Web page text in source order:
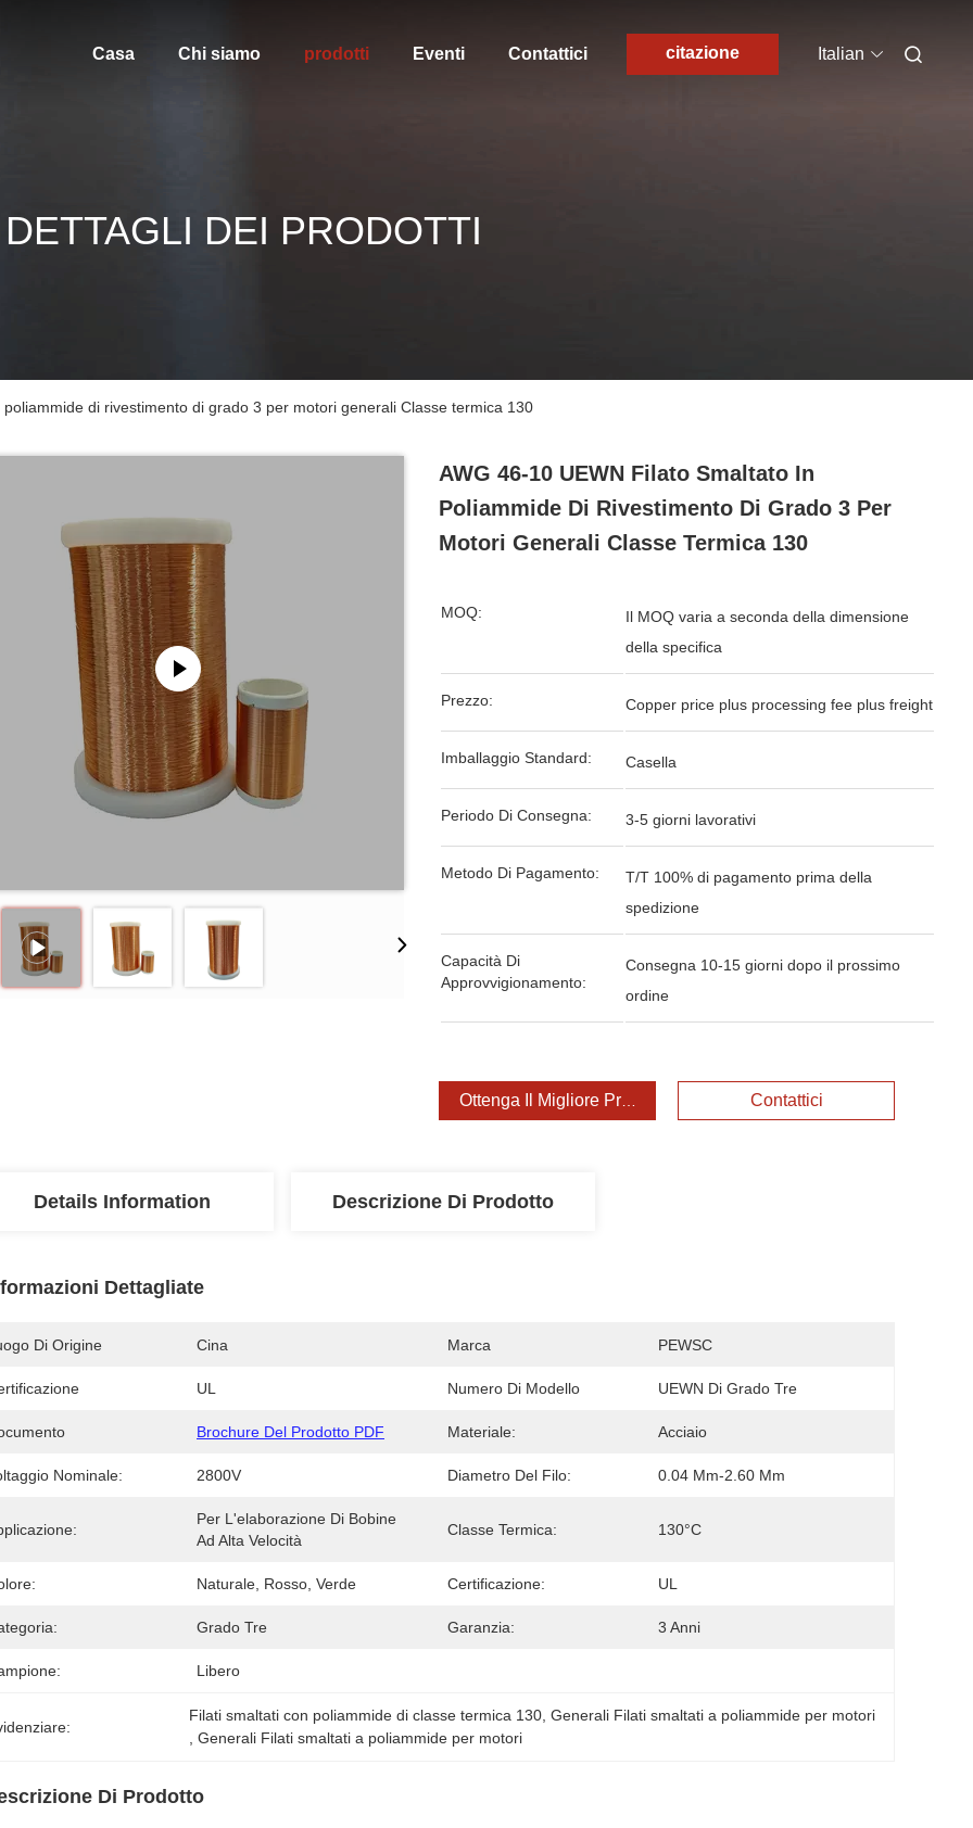
Casa Chi siamo prodotti Eventi Contattici citazione Italian
DETTAGLI DEI PRODOTTI
di rivestimento di grado 3 per motori generali Classe termica 130
AWG 46-10 UEWN Filato Smaltato In
Poliammide Di Rivestimento Di Grado 3 Per
Motori Generali Classe Termica 130
MOQ:
Il MOQ varia a seconda della dimensione
della specifica
Prezzo: Copper price plus processing fee plus freight
Imballaggio Standard: Casella
Periodo Di Consegna: 3-5 giorni lavorativi
Metodo Di Pagamento:
T/T 100% di pagamento prima della
spedizione
Capacità Di
Approvvigionamento:
Consegna 10-15 giorni dopo il prossimo
ordine
Ottenga Il Migliore Prezzo Contattici
Details Information Descrizione Di Prodotto
Dettagliate
Di Origine Cina Marca PEWSC
UL Numero Di Modello UEWN Di Grado Tre
Brochure Del Prodotto PDF Materiale: Acciaio
Nominale: 2800V Diametro Del Filo: 0.04 Mm-2.60 Mm
Per L'elaborazione Di Bobine
Ad Alta Velocità
Classe Termica: 130°C
Naturale, Rosso, Verde Certificazione: UL
Grado Tre Garanzia: 3 Anni
Libero
Filati smaltati con poliammide di classe termica 130 , Generali Filati smaltati a poliammide per motori
, Generali Filati smaltati a poliammide per motori
Di Prodotto